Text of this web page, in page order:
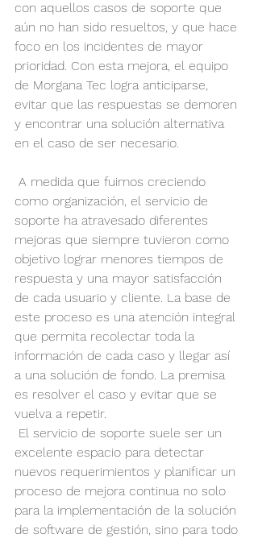
con aquellos casos de soporte que
aún no han sido resueltos, y que hace
foco en los incidentes de mayor
prioridad. Con esta mejora, el equipo
de Morgana Tec logra anticiparse,
evitar que las respuestas se demoren
y encontrar una solución alternativa
en el caso de ser necesario.
como organización, el servicio de
soporte ha atravesado diferentes
mejoras que siempre tuvieron como
objetivo lograr menores tiempos de
respuesta y una mayor satisfacción
de cada usuario y cliente. La base de
este proceso es una atención integral
que permita recolectar toda la
información de cada caso y llegar así
a una solución de fondo. La premisa
es resolver el caso y evitar que se
vuelva a repetir.
excelente espacio para detectar
nuevos requerimientos y planificar un
proceso de mejora continua no solo
para la implementación de la solución
de software de gestión, sino para todo